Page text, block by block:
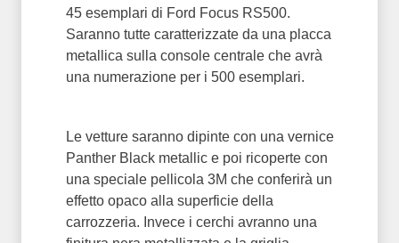
45 esemplari di Ford Focus RS500.
Saranno tutte caratterizzate da una placca
metallica sulla console centrale che avrà
una numerazione per i 500 esemplari.
Le vetture saranno dipinte con una vernice
Panther Black metallic e poi ricoperte con
una speciale pellicola 3M che conferirà un
effetto opaco alla superficie della
carrozzeria. Invece i cerchi avranno una